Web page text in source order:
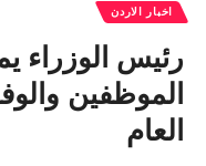
اخبار الاردن
رئيس الوزراء
الموظفين
العام